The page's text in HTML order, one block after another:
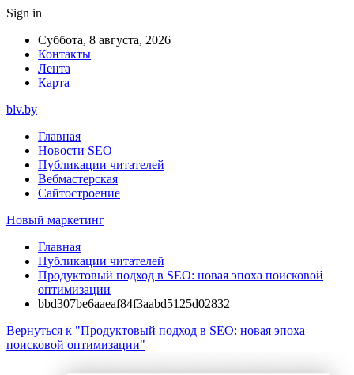
Sign in
Суббота, 8 августа, 2026
Контакты
Лента
Карта
blv.by
Главная
Новости SEO
Публикации читателей
Вебмастерская
Сайтостроение
Новый маркетинг
Главная
Публикации читателей
Продуктовый подход в SEO: новая эпоха поисковой
оптимизации
bbd307be6aaeaf84f3aabd5125d02832
Вернуться к "Продуктовый подход в SEO: новая эпоха
поисковой оптимизации"